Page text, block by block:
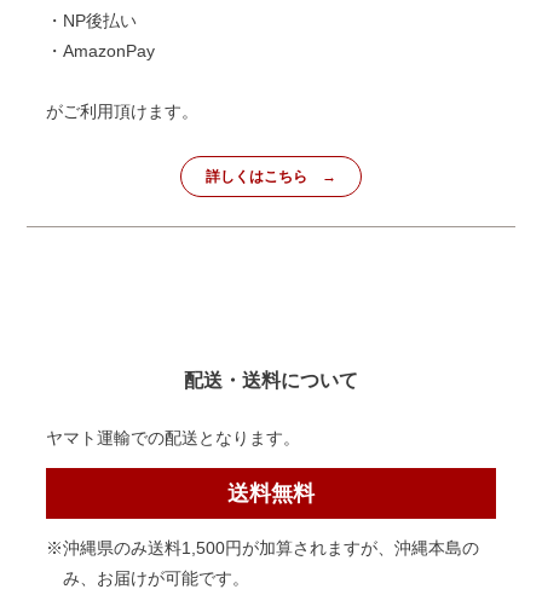
・NP後払い
・AmazonPay
がご利用頂けます。
詳しくはこちら
配送・送料について
ヤマト運輸での配送となります。
送料無料
※沖縄県のみ送料1,500円が加算されますが、沖縄本島の
み、お届けが可能です。